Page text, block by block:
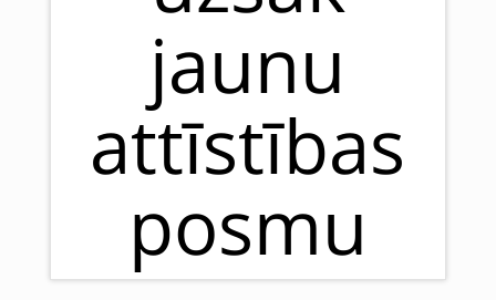
jaunu
attīstības
posmu